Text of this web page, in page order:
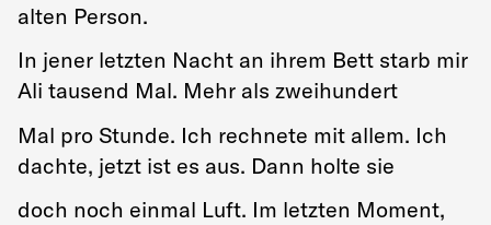
alten Person.
In jener letzten Nacht an ihrem Bett starb mir
Ali tausend Mal. Mehr als zweihundert
Mal pro Stunde. Ich rechnete mit allem. Ich
dachte, jetzt ist es aus. Dann holte sie
doch noch einmal Luft. Im letzten Moment,